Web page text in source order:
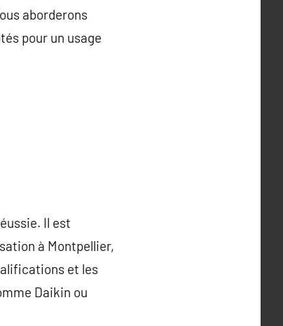
aborderons
pour un usage
Il est
à Montpellier,
et les
Daikin ou